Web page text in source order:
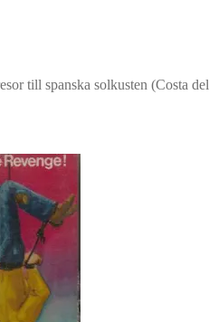
till spanska solkusten (Costa